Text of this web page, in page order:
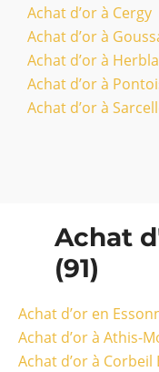
Achat d’or à Cergy
Achat d’or à
Achat d’or à
Achat d’or à
Achat d’or à
Achat
(91)
Achat d’or en
Achat d’or à Athis-
Achat d’or à Corbeil